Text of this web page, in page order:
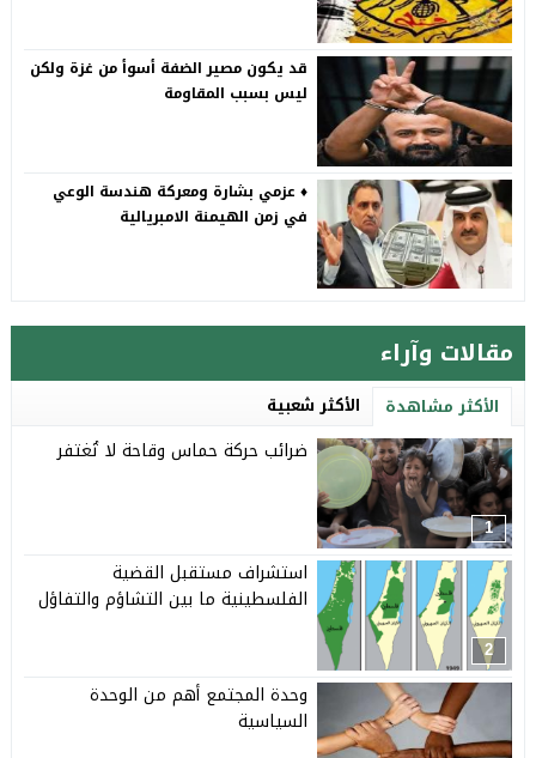
قد يكون مصير الضفة أسوأ من غزة ولكن
ليس بسبب المقاومة
♦️ عزمي بشارة ومعركة هندسة الوعي
في زمن الهيمنة الامبريالية
مقالات وآراء
الأكثر مشاهدة الأكثر شعبية
1
ضرائب حركة حماس وقاحة لا تُغتفر
2
استشراف مستقبل القضية
الفلسطينية ما بين التشاؤم والتفاؤل
وحدة المجتمع أهم من الوحدة
السياسية